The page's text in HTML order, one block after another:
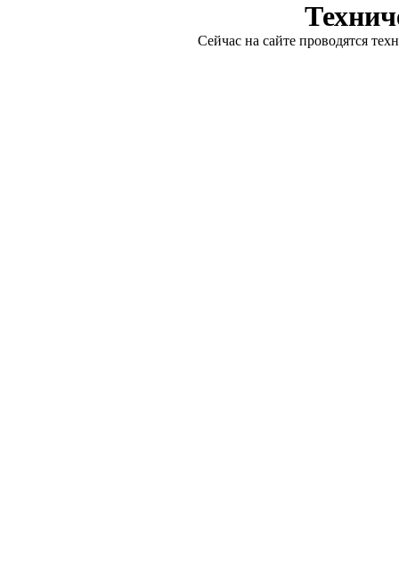
Сейчас на сайте проводятся